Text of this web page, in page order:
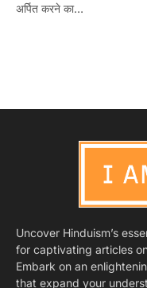
अर्पित करने का…
Uncover Hinduism’s
for captivating articles
Embark on an
that expand your